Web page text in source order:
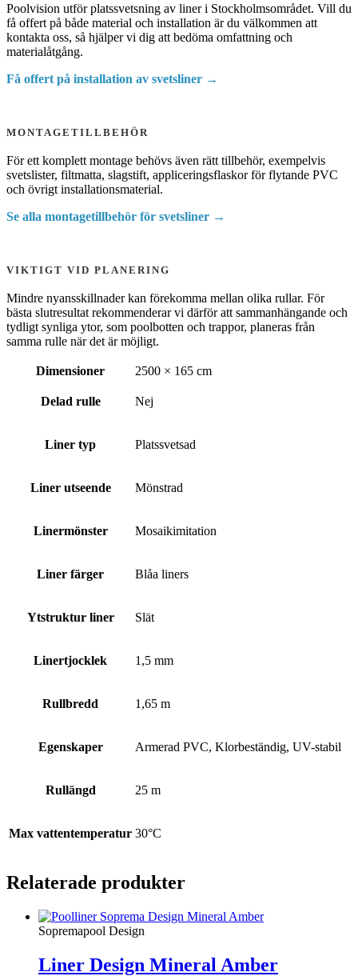
Poolvision utför platssvetsning av liner i Stockholmsområdet. Vill du
få offert på både material och installation är du välkommen att
kontakta oss, så hjälper vi dig att bedöma omfattning och
materialåtgång.
Få offert på installation av svetsliner →
MONTAGETILLBEHÖR
För ett komplett montage behövs även rätt tillbehör, exempelvis
svetslister, filtmatta, slagstift, appliceringsflaskor för flytande PVC
och övrigt installationsmaterial.
Se alla montagetillbehör för svetsliner →
VIKTIGT VID PLANERING
Mindre nyansskillnader kan förekomma mellan olika rullar. För
bästa slutresultat rekommenderar vi därför att sammanhängande och
tydligt synliga ytor, som poolbotten och trappor, planeras från
samma rulle när det är möjligt.
Dimensioner 2500 × 165 cm
Delad rulle Nej
Liner typ Platssvetsad
Liner utseende Mönstrad
Linermönster Mosaikimitation
Liner färger Blåa liners
Ytstruktur liner Slät
Linertjocklek 1,5 mm
Rullbredd 1,65 m
Egenskaper Armerad PVC, Klorbeständig, UV-stabil
Rullängd 25 m
Max vattentemperatur 30°C
Relaterade produkter
Sopremapool Design
Liner Design Mineral Amber